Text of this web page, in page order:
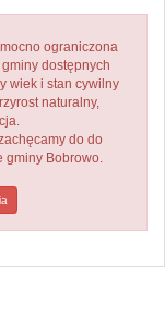
ograniczona
dostępnych
wiek i stan cywilny
naturalny,
do do
gminy Bobrowo.